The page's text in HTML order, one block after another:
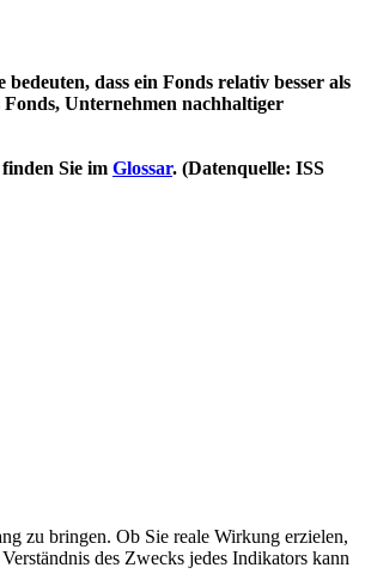
dass ein Fonds relativ besser als
Unternehmen nachhaltiger
Sie im Glossar. (Datenquelle: ISS
zu bringen. Ob Sie reale Wirkung erzielen,
des Zwecks jedes Indikators kann